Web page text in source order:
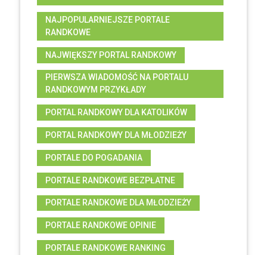
NAJPOPULARNIEJSZE PORTALE
RANDKOWE
NAJWIĘKSZY PORTAL RANDKOWY
PIERWSZA WIADOMOŚĆ NA PORTALU
RANDKOWYM PRZYKŁADY
PORTAL RANDKOWY DLA KATOLIKÓW
PORTAL RANDKOWY DLA MŁODZIEŻY
PORTALE DO POGADANIA
PORTALE RANDKOWE BEZPŁATNE
PORTALE RANDKOWE DLA MŁODZIEŻY
PORTALE RANDKOWE OPINIE
PORTALE RANDKOWE RANKING